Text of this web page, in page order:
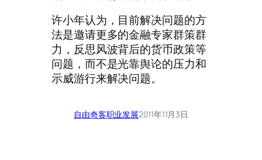
许小年认为，目前解决问题的方
法是邀请更多的金融专家群策群
力，反思风波背后的货币政策等
问题，而不是光靠舆论的压力和
示威游行来解决问题。
自由奇客职业发展2011年11月3日